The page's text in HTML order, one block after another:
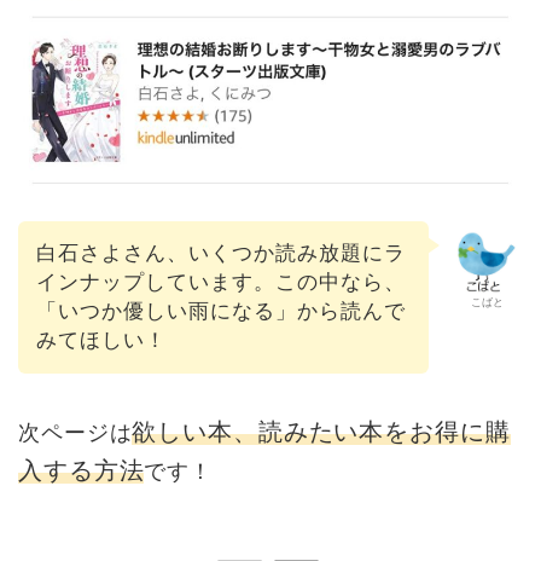
こばと
白石さよさん、いくつか読み放題にラ
インナップしています。この中なら、
「いつか優しい雨になる」から読んで
みてほしい！
次ページは欲しい本、読みたい本をお得に購
入する方法です！